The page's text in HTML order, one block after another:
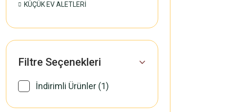
KÜÇÜK EV ALETLERİ
Filtre Seçenekleri
İndirimli Ürünler (1)